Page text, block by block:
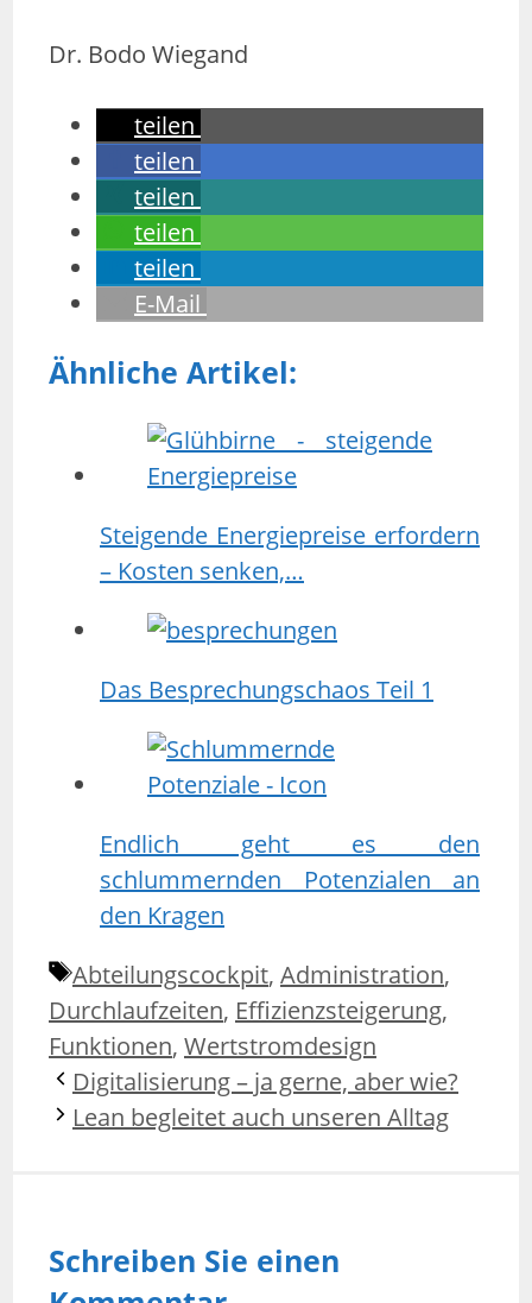
Dr. Bodo Wiegand
teilen
teilen
teilen
teilen
teilen
E-Mail
Ähnliche Artikel:
Steigende Energiepreise erfordern
– Kosten senken,…
Das Besprechungschaos Teil 1
Endlich geht es den
schlummernden Potenzialen an
den Kragen
Schlagwörter
Abteilungscockpit, Administration,
Durchlaufzeiten, Effizienzsteigerung,
Funktionen, Wertstromdesign
Digitalisierung – ja gerne, aber wie?
Lean begleitet auch unseren Alltag
Schreiben Sie einen